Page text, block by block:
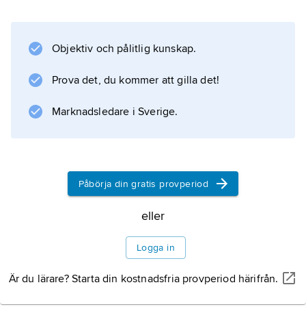
ålder gav han simultanföreställningar i flera
europeiska länder.
Objektiv och pålitlig kunskap.
Prova det, du kommer att gilla det!
Marknadsledare i Sverige.
Påbörja din gratis provperiod
eller
Logga in
Är du lärare? Starta din kostnadsfria provperiod härifrån.